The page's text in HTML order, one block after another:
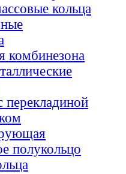
кольца
комбинезона
перекладиной
полукольцо